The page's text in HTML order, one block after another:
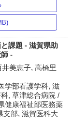
課題 - 滋賀県助
-
美恵子, 高橋里
学部看護学科, 滋
, 草津総合病院 /
健康福祉部医務薬
支部, 滋賀医科大